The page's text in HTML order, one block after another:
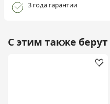
3 года гарантии
С этим также берут